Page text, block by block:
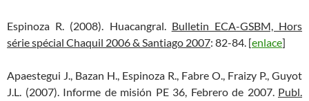
Espinoza R. (2008). Huacangral. Bulletin ECA-GSBM, Hors
série spécial Chaquil 2006 & Santiago 2007: 82-84. [enlace]
Apaestegui J., Bazan H., Espinoza R., Fabre O., Fraizy P., Guyot
J.L. (2007). Informe de misión PE 36, Febrero de 2007. Publ.